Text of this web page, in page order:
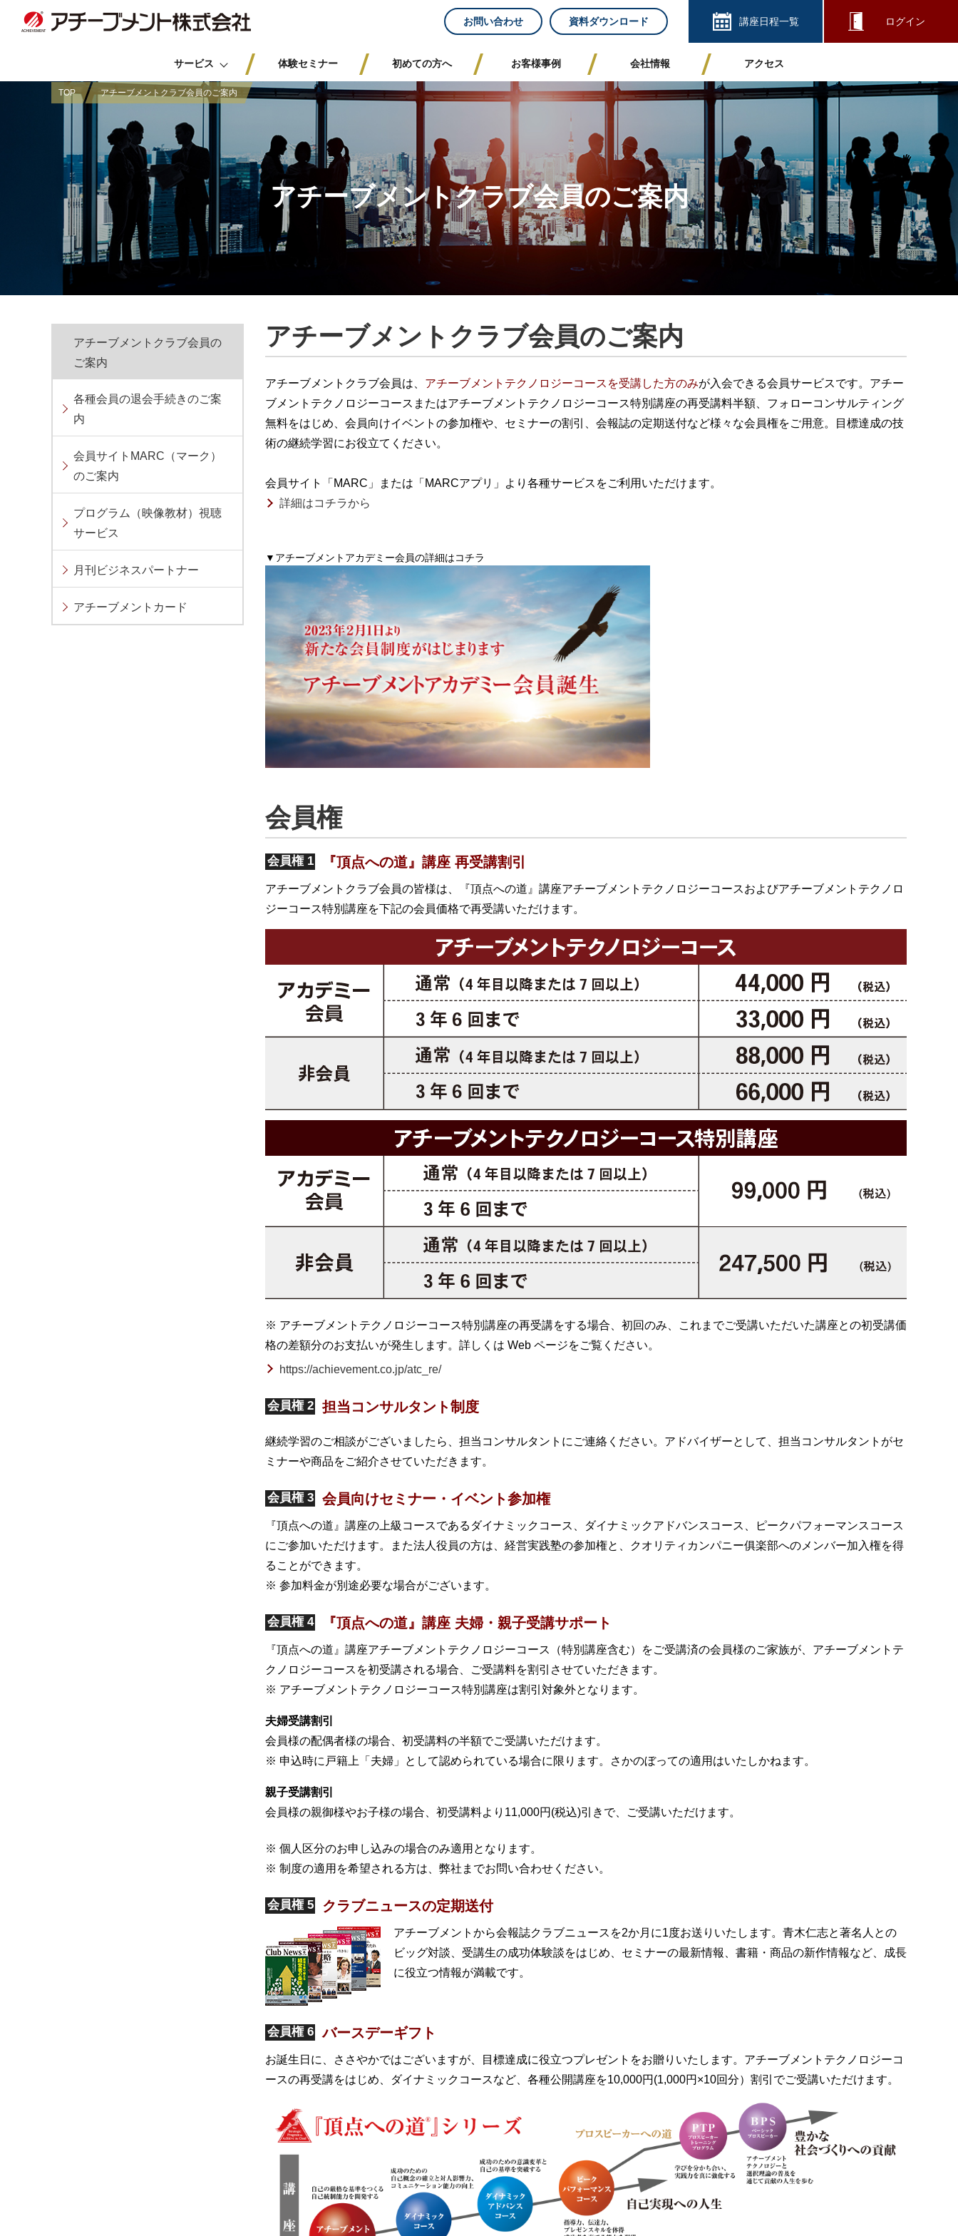
お問い合わせ 資料ダウンロード 講座日程一覧 ログイン
サービス 体験セミナー 初めての方へ お客様事例 会社情報 アクセス
TOP アチーブメントクラブ会員のご案内
アチーブメントクラブ会員のご案内
アチーブメントクラブ会員の
ご案内
各種会員の退会手続きのご案
内
会員サイトMARC（マーク）
のご案内
プログラム（映像教材）視聴
サービス
月刊ビジネスパートナー
アチーブメントカード
アチーブメントクラブ会員のご案内
アチーブメントクラブ会員は、 アチーブメントテクノロジーコースを受講した方のみが入会できる会員サービスです。アチー
ブメントテクノロジーコースまたはアチーブメントテクノロジーコース特別講座の再受講料半額、フォローコンサルティング
無料をはじめ、会員向けイベントの参加権や、セミナーの割引、会報誌の定期送付など様々な会員権をご用意。目標達成の技
術の継続学習にお役立てください。
会員サイト「MARC」または「MARCアプリ」より各種サービスをご利用いただけます。
詳細はコチラから
▼アチーブメントアカデミー会員の詳細はコチラ
会員権
会員権 1 『頂点への道』講座 再受講割引
アチーブメントクラブ会員の皆様は、『頂点への道』講座アチーブメントテクノロジーコースおよびアチーブメントテクノロ
ジーコース特別講座を下記の会員価格で再受講いただけます。
※ アチーブメントテクノロジーコース特別講座の再受講をする場合、初回のみ、これまでご受講いただいた講座との初受講価
格の差額分のお支払いが発生します。詳しくは Web ページをご覧ください。
https://achievement.co.jp/atc_re/
会員権 2 担当コンサルタント制度
継続学習のご相談がございましたら、担当コンサルタントにご連絡ください。アドバイザーとして、担当コンサルタントがセ
ミナーや商品をご紹介させていただきます。
会員権 3 会員向けセミナー・イベント参加権
『頂点への道』講座の上級コースであるダイナミックコース、ダイナミックアドバンスコース、ピークパフォーマンスコース
にご参加いただけます。また法人役員の方は、経営実践塾の参加権と、クオリティカンパニー俱楽部へのメンバー加入権を得
ることができます。
※ 参加料金が別途必要な場合がございます。
会員権 4 『頂点への道』講座 夫婦・親子受講サポート
『頂点への道』講座アチーブメントテクノロジーコース（特別講座含む）をご受講済の会員様のご家族が、アチーブメントテ
クノロジーコースを初受講される場合、ご受講料を割引させていただきます。
※ アチーブメントテクノロジーコース特別講座は割引対象外となります。
夫婦受講割引
会員様の配偶者様の場合、初受講料の半額でご受講いただけます。
※ 申込時に戸籍上「夫婦」として認められている場合に限ります。さかのぼっての適用はいたしかねます。
親子受講割引
会員様の親御様やお子様の場合、初受講料より11,000円(税込)引きで、ご受講いただけます。
※ 個人区分のお申し込みの場合のみ適用となります。
※ 制度の適用を希望される方は、弊社までお問い合わせください。
会員権 5 クラブニュースの定期送付
アチーブメントから会報誌クラブニュースを2か月に1度お送りいたします。青木仁志と著名人との
ビッグ対談、受講生の成功体験談をはじめ、セミナーの最新情報、書籍・商品の新作情報など、成長
に役立つ情報が満載です。
会員権 6 バースデーギフト
お誕生日に、ささやかではございますが、目標達成に役立つプレゼントをお贈りいたします。アチーブメントテクノロジーコ
ースの再受講をはじめ、ダイナミックコースなど、各種公開講座を10,000円(1,000円×10回分）割引でご受講いただけます。